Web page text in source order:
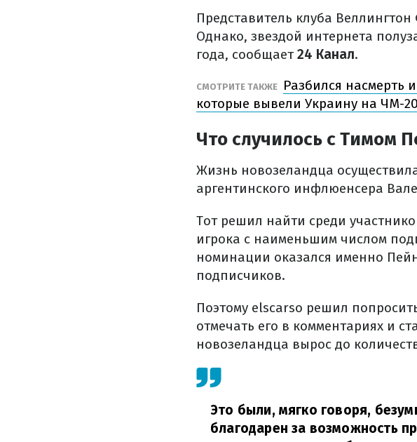
Представитель клуба
Однако, звездой интернета
года, сообщает24 Канал.
СМОТРИТЕ ТАКЖЕ
Разбился насмерть
которые вывели Украину на ЧМ-
Что случилось с Тимом
Жизнь новозеландца
аргентинского инфлюенсера
Тот решил найти среди
игрока с наименьшим числом
номинации оказался именно
подписчиков.
Поэтому elscarso решил
отмечать его в комментариях и
новозеландца вырос до
Это были, мягко говоря,
благодарен за возможность